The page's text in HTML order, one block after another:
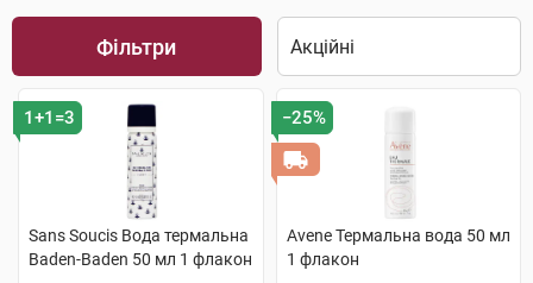
Фільтри
1+1=3
Sans Soucis Вода термальна
Baden-Baden 50 мл 1 флакон
−25%
Avene Термальна вода 50 мл
1 флакон